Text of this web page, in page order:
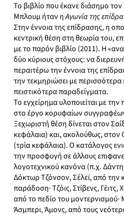
Το βιβλίο που έκανε διάσημο
Μπλουμ ήταν ηΑγωνία της
Στην έννοια της επίδρασης, η
κεντρική θέση στη θεωρία του,
με το παρόν βιβλίο (2011). Η
δύο κύριους στόχους: να
περαιτέρω την έννοια της
την τεκμηριώσει με περισσότερα
πειστικότερα παραδείγματα.
Το εγχείρημα υλοποιείται με
στο έργο κορυφαίων
Ξεχωριστή θέση δίνεται στον
κεφάλαια) και, ακολούθως, στον
(τρία κεφάλαια). Ο κατάλογος
την προσφυγή σε άλλους
λογοτεχνικού κανόνα (π.χ.
Δόκτωρ Τζόνσον, Σέλεϊ, από την
παράδοση· Τζόις, Στίβενς, Γέιτς,
από το πεδίο του μοντερνισμού·
Άσμπερι, Άμονς, από τους